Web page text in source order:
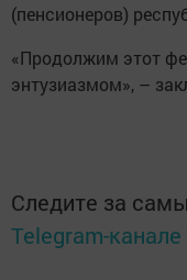
(пенсионеров)
«Продолжим этот
энтузиазмом», –
Следите за
Telegram-канале